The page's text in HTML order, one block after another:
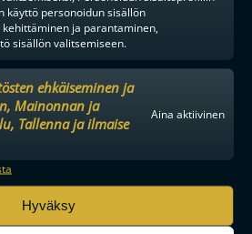
käyttö personoidun sisällön
ja parantaminen,
sisällön valitsemiseen.
ehkäiseminen ja
Mainonnan ja
Tallenna ja ilmaise
Aina aktiivinen
Hyväksy
SALIBANDYA
MEITÄ SOMESSA